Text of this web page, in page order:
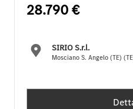
28.790 €
SIRIO S.r.l.
Mosciano S. Angelo (TE)